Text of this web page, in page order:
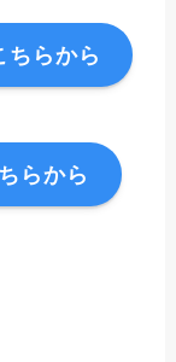
ちらから
らから